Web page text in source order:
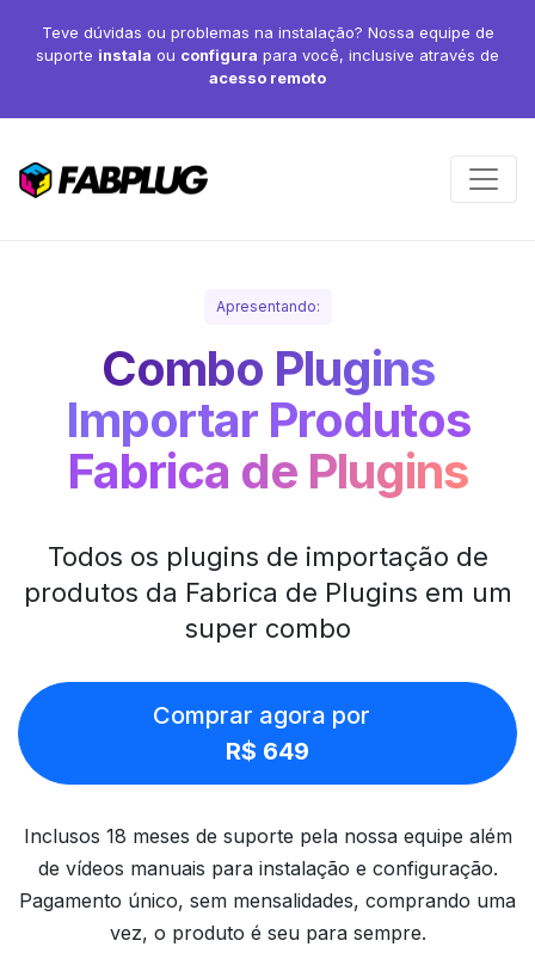
Teve dúvidas ou problemas na instalação? Nossa equipe de
suporte instala ou configura para você, inclusive através de
acesso remoto
Apresentando:
Combo Plugins
Importar Produtos
Fabrica de Plugins
Todos os plugins de importação de
produtos da Fabrica de Plugins em um
super combo
Comprar agora por
R$ 649
Inclusos 18 meses de suporte pela nossa equipe além
de vídeos manuais para instalação e configuração.
Pagamento único, sem mensalidades, comprando uma
vez, o produto é seu para sempre.